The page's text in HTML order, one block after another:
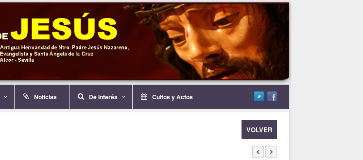
Noticias De Interés Cultos y Actos
VOLVER